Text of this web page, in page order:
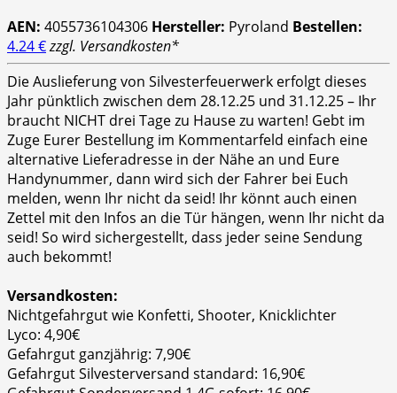
AEN: 4055736104306 Hersteller: Pyroland Bestellen:
4.24 €zzgl. Versandkosten*
Die Auslieferung von Silvesterfeuerwerk erfolgt dieses
Jahr pünktlich zwischen dem 28.12.25 und 31.12.25 – Ihr
braucht NICHT drei Tage zu Hause zu warten! Gebt im
Zuge Eurer Bestellung im Kommentarfeld einfach eine
alternative Lieferadresse in der Nähe an und Eure
Handynummer, dann wird sich der Fahrer bei Euch
melden, wenn Ihr nicht da seid! Ihr könnt auch einen
Zettel mit den Infos an die Tür hängen, wenn Ihr nicht da
seid! So wird sichergestellt, dass jeder seine Sendung
auch bekommt!
Versandkosten:
Nichtgefahrgut wie Konfetti, Shooter, Knicklichter
Lyco: 4,90€
Gefahrgut ganzjährig: 7,90€
Gefahrgut Silvesterversand standard: 16,90€